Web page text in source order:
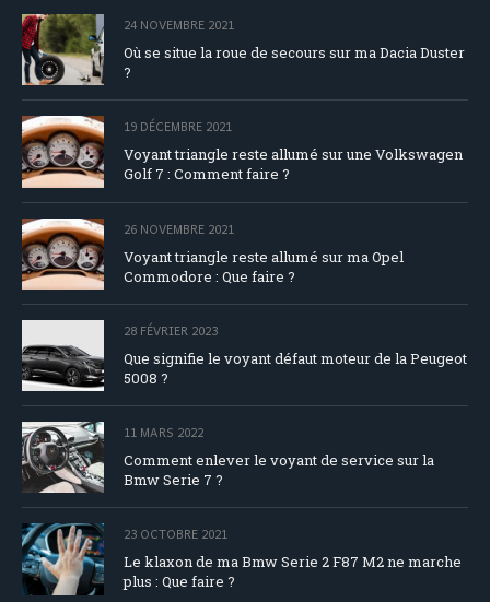
24 NOVEMBRE 2021
Où se situe la roue de secours sur ma Dacia Duster
?
19 DÉCEMBRE 2021
Voyant triangle reste allumé sur une Volkswagen
Golf 7 : Comment faire ?
26 NOVEMBRE 2021
Voyant triangle reste allumé sur ma Opel
Commodore : Que faire ?
28 FÉVRIER 2023
Que signifie le voyant défaut moteur de la Peugeot
5008 ?
11 MARS 2022
Comment enlever le voyant de service sur la
Bmw Serie 7 ?
23 OCTOBRE 2021
Le klaxon de ma Bmw Serie 2 F87 M2 ne marche
plus : Que faire ?